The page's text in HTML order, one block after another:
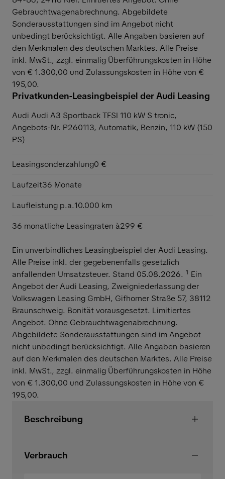
Gebrauchtwagenabrechnung. Abgebildete
Sonderausstattungen sind im Angebot nicht
unbedingt berücksichtigt. Alle Angaben basieren auf
den Merkmalen des deutschen Marktes. Alle Preise
inkl. MwSt., zzgl. einmalig Überführungskosten in Höhe
von € 1.300,00 und Zulassungskosten in Höhe von €
195,00.
Privatkunden-Leasingbeispiel der Audi Leasing
Audi Audi A3 Sportback TFSI 110 kW S tronic,
Angebots-Nr. P260113, Automatik, Benzin, 110 kW (150
PS)
Leasingsonderzahlung0 €
Laufzeit36 Monate
Laufleistung p.a.10.000 km
36 monatliche Leasingraten à299 €
Ein unverbindliches Leasingbeispiel der Audi Leasing.
Alle Preise inkl. der gegebenenfalls gesetzlich
anfallenden Umsatzsteuer. Stand 05.08.2026. ¹ Ein
Angebot der Audi Leasing, Zweigniederlassung der
Volkswagen Leasing GmbH, Gifhorner Straße 57, 38112
Braunschweig. Bonität vorausgesetzt. Limitiertes
Angebot. Ohne Gebrauchtwagenabrechnung.
Abgebildete Sonderausstattungen sind im Angebot
nicht unbedingt berücksichtigt. Alle Angaben basieren
auf den Merkmalen des deutschen Marktes. Alle Preise
inkl. MwSt., zzgl. einmalig Überführungskosten in Höhe
von € 1.300,00 und Zulassungskosten in Höhe von €
195,00.
Beschreibung
Verbrauch